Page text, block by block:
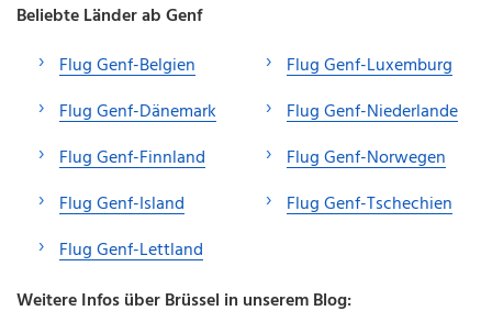
Beliebte Länder ab Genf
Flug Genf-Belgien
Flug Genf-Dänemark
Flug Genf-Finnland
Flug Genf-Island
Flug Genf-Lettland
Flug Genf-Luxemburg
Flug Genf-Niederlande
Flug Genf-Norwegen
Flug Genf-Tschechien
Weitere Infos über Brüssel in unserem Blog: